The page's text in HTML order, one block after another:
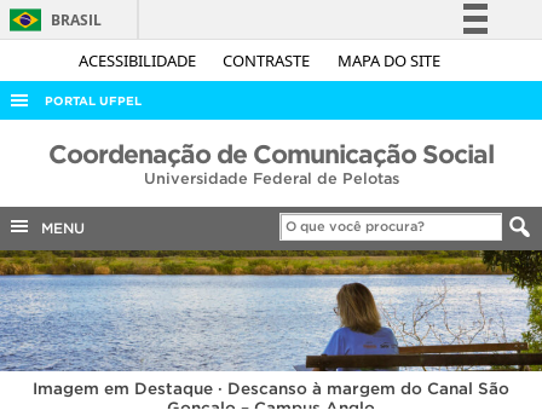
ACESSIBILIDADE CONTRASTE MAPA DO SITE
BRASIL
Simplifique!
Acesso à informação
Legislação
Canais
PORTAL UFPEL
ACESSO À INFORMAÇÃO
COBALTO
CONCURSOS
EDITAIS
INTERNACIONAL
OUVIDORIA
Coordenação de Comunicação Social
Universidade Federal de Pelotas
MENU
Imagem em Destaque · Descanso à margem do Canal São
Gonçalo – Campus Anglo